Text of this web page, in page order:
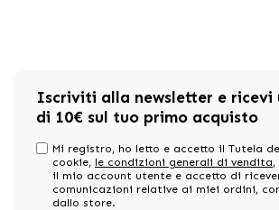
Iscriviti alla newsletter e ricevi
di 10€ sul tuo primo acquisto
Mi registro, ho letto e accetto il Tutela
cookie, le condizioni generali di vendita,
il mio account utente e accetto di
comunicazioni relative ai miei ordini,
dallo store.